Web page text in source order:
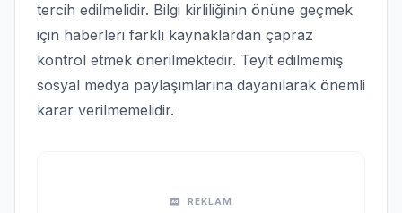
tercih edilmelidir. Bilgi kirliliğinin önüne geçmek
için haberleri farklı kaynaklardan çapraz
kontrol etmek önerilmektedir. Teyit edilmemiş
sosyal medya paylaşımlarına dayanılarak önemli
karar verilmemelidir.
REKLAM